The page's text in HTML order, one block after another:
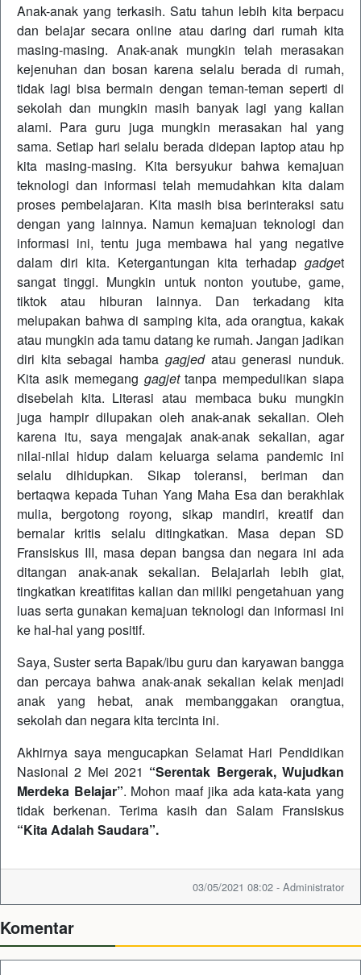
Anak-anak yang terkasih. Satu tahun lebih kita berpacu
dan belajar secara online atau daring dari rumah kita
masing-masing. Anak-anak mungkin telah merasakan
kejenuhan dan bosan karena selalu berada di rumah,
tidak lagi bisa bermain dengan teman-teman seperti di
sekolah dan mungkin masih banyak lagi yang kalian
alami. Para guru juga mungkin merasakan hal yang
sama. Setiap hari selalu berada didepan laptop atau hp
kita masing-masing. Kita bersyukur bahwa kemajuan
teknologi dan informasi telah memudahkan kita dalam
proses pembelajaran. Kita masih bisa berinteraksi satu
dengan yang lainnya. Namun kemajuan teknologi dan
informasi ini, tentu juga membawa hal yang negative
dalam diri kita. Ketergantungan kita terhadap gadget
sangat tinggi. Mungkin untuk nonton youtube, game,
tiktok atau hiburan lainnya. Dan terkadang kita
melupakan bahwa di samping kita, ada orangtua, kakak
atau mungkin ada tamu datang ke rumah. Jangan jadikan
diri kita sebagai hamba gagjedatau generasi nunduk.
Kita asik memegang gagjettanpa mempedulikan siapa
disebelah kita. Literasi atau membaca buku mungkin
juga hampir dilupakan oleh anak-anak sekalian. Oleh
karena itu, saya mengajak anak-anak sekalian, agar
nilai-nilai hidup dalam keluarga selama pandemic ini
selalu dihidupkan. Sikap toleransi, beriman dan
bertaqwa kepada Tuhan Yang Maha Esa dan berakhlak
mulia, bergotong royong, sikap mandiri, kreatif dan
bernalar kritis selalu ditingkatkan. Masa depan SD
Fransiskus III, masa depan bangsa dan negara ini ada
ditangan anak-anak sekalian. Belajarlah lebih giat,
tingkatkan kreatifitas kalian dan miliki pengetahuan yang
luas serta gunakan kemajuan teknologi dan informasi ini
ke hal-hal yang positif.
Saya, Suster serta Bapak/ibu guru dan karyawan bangga
dan percaya bahwa anak-anak sekalian kelak menjadi
anak yang hebat, anak membanggakan orangtua,
sekolah dan negara kita tercinta ini.
Akhirnya saya mengucapkan Selamat Hari Pendidikan
Nasional 2 Mei 2021 “Serentak Bergerak, Wujudkan
Merdeka Belajar”. Mohon maaf jika ada kata-kata yang
tidak berkenan. Terima kasih dan Salam Fransiskus
“Kita Adalah Saudara”.
03/05/2021 08:02 - Administrator
Komentar